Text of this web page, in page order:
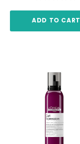
ADD TO CART